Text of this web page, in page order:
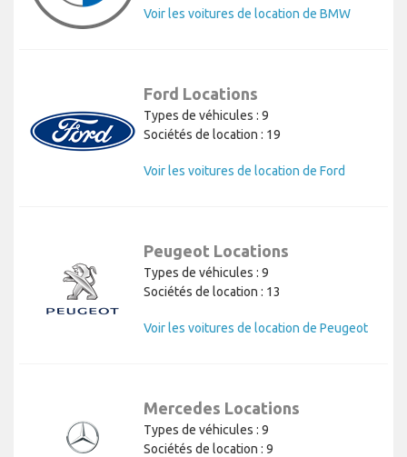
Voir les voitures de location de BMW
Ford Locations
Types de véhicules : 9
Sociétés de location : 19
Voir les voitures de location de Ford
Peugeot Locations
Types de véhicules : 9
Sociétés de location : 13
Voir les voitures de location de Peugeot
Mercedes Locations
Types de véhicules : 9
Sociétés de location : 9